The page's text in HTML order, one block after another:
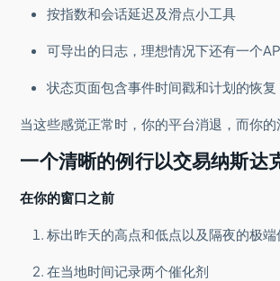
按指数和会话延迟及滑点小工具
可导出的日志，理想情况下还有一个
状态页面包含事件时间戳和计划的恢复
当这些感觉正常时，你的平台消退，而你的
一个清晰的例行以交易纳斯达
在你的窗口之前
标出昨天的高点和低点以及隔夜的极端
在当地时间记录两个催化剂